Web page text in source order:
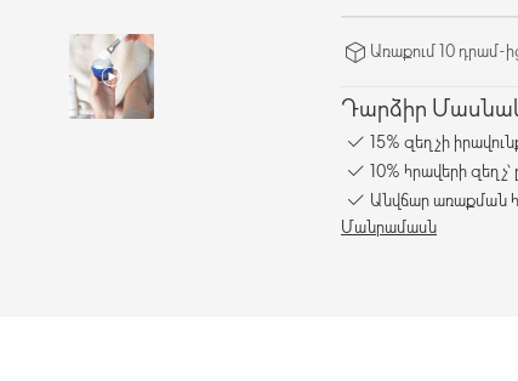
Առաքում 10 դրամ-
Դարձիր
15% զեղչի
10% հրավերի
Անվճար առաքման
Մանրամասն